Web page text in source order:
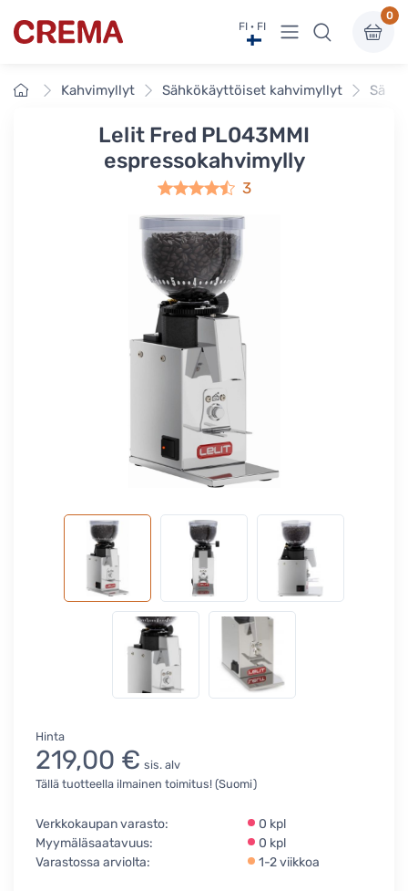
Crema FI · FI Näytä valikko
0
EtusivuKahvimyllyt Sähkökäyttöiset kahvimyllyt
Lelit Fred PL043MMI
espressokahvimylly
3
Hinta
219,00 € sis. alv
Tällä tuotteella ilmainen toimitus! (Suomi)
Verkkokaupan varasto:
0 kpl
Myymäläsaatavuus:
0 kpl
Varastossa arviolta:
1-2 viikkoa